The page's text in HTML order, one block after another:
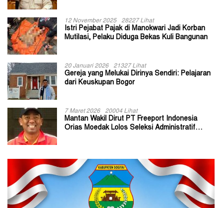
12 November 2025 28227 Lihat
Istri Pejabat Pajak di Manokwari Jadi Korban
Mutilasi, Pelaku Diduga Bekas Kuli Bangunan
20 Januari 2026 21327 Lihat
Gereja yang Melukai Dirinya Sendiri: Pelajaran
dari Keuskupan Bogor
7 Maret 2026 20004 Lihat
Mantan Wakil Dirut PT Freeport Indonesia
Orias Moedak Lolos Seleksi Administratif